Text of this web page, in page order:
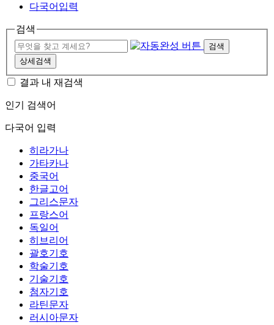
다국어입력
검색
검색
상세검색
결과 내 재검색
인기 검색어
다국어 입력
히라가나
가타카나
중국어
한글고어
그리스문자
프랑스어
독일어
히브리어
괄호기호
학술기호
기술기호
첨자기호
라틴문자
러시아문자